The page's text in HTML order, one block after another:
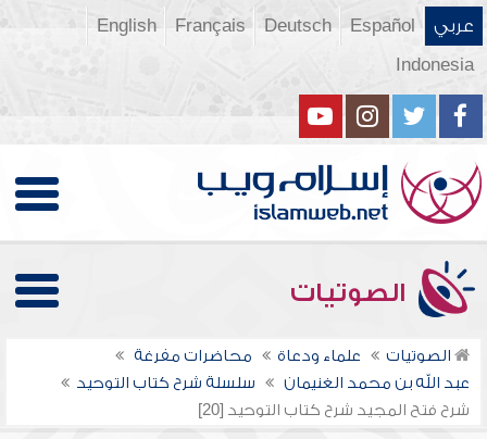
عربي Español
Deutsch
Français
English
Indonesia
الصوتيات
الصوتيات علماء ودعاة
محاضرات مفرغة
عبد الله بن محمد الغنيمان
سلسلة شرح كتاب التوحيد
شرح فتح المجيد شرح كتاب التوحيد [20]